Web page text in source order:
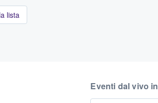
lista
Eventi dal vivo